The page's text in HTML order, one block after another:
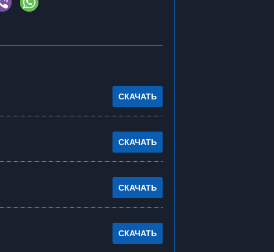
СКАЧАТЬ
СКАЧАТЬ
СКАЧАТЬ
СКАЧАТЬ